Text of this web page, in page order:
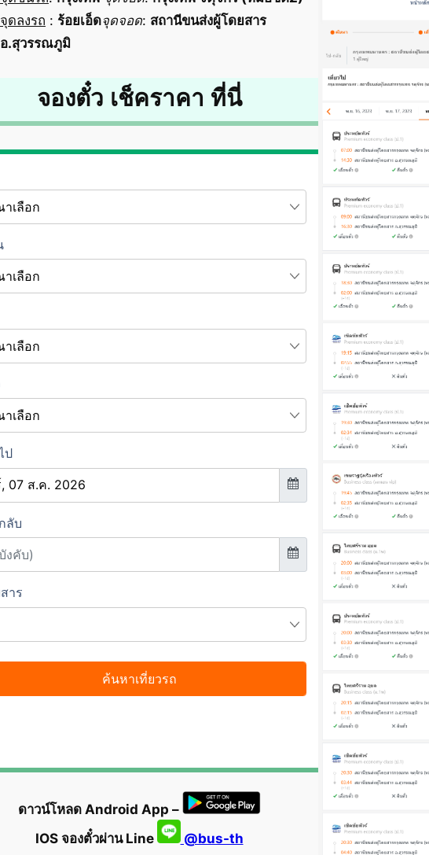
จุดลงรถ : ร้อยเอ็ดจุดจอด: สถานีขนส่งผู้โดยสาร
อ.สุวรรณภูมิ
จองตั๋ว เช็คราคา ที่นี่
ดาวน์โหลด Android App –
IOS จองตั๋วผ่าน Line
@bus-th